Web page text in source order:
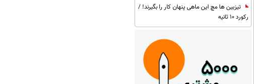
تیزبین ها مچ این ماهی پنهان کار را بگیرند! /
رکورد 10 ثانیه